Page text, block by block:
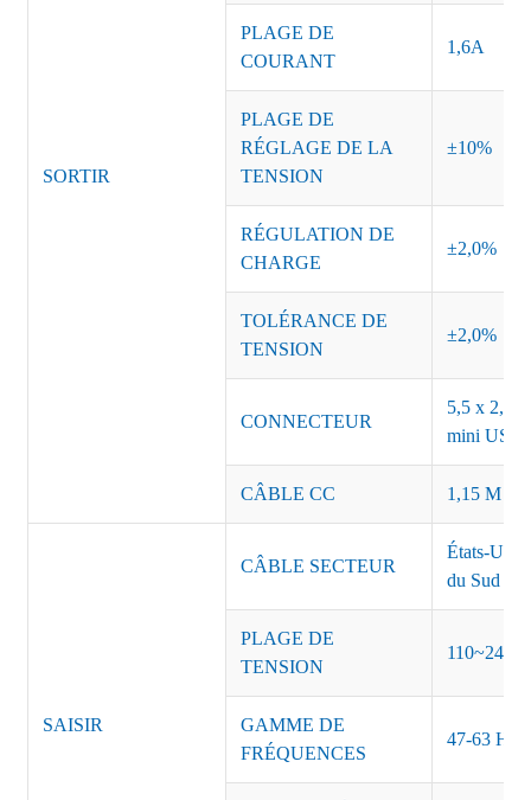
SORTIR
PLAGE DE
COURANT
1,6A
PLAGE DE
RÉGLAGE DE LA
TENSION
±10%
RÉGULATION DE
CHARGE
±2,0%
TOLÉRANCE DE
TENSION
±2,0%
CONNECTEUR
5,5 x 2,5,
mini USB
CÂBLE CC 1,15 M ou
SAISIR
CÂBLE SECTEUR
États-Unis
du Sud
PLAGE DE
TENSION
110~240
GAMME DE
FRÉQUENCES
47-63 Hz